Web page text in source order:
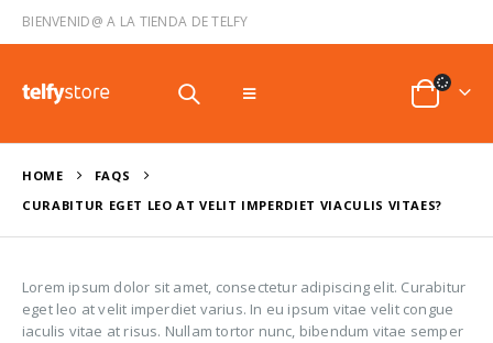
BIENVENID@ A LA TIENDA DE TELFY
HOME
FAQS
CURABITUR EGET LEO AT VELIT IMPERDIET VIACULIS VITAES?
Lorem ipsum dolor sit amet, consectetur adipiscing elit. Curabitur
eget leo at velit imperdiet varius. In eu ipsum vitae velit congue
iaculis vitae at risus. Nullam tortor nunc, bibendum vitae semper